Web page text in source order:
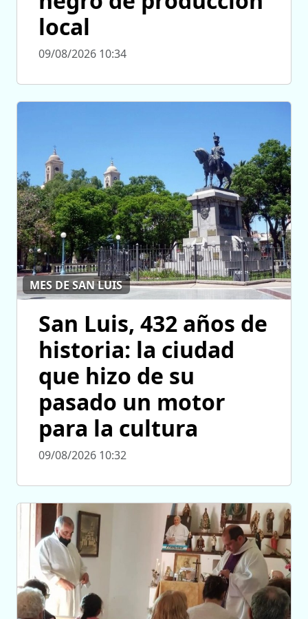
local
09/08/2026 10:34
MES DE SAN LUIS
San Luis, 432 años de
historia: la ciudad
que hizo de su
pasado un motor
para la cultura
09/08/2026 10:32